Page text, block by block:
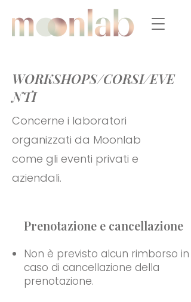
WORKSHOPS/CORSI/EVE
NTI
Concerne i laboratori
organizzati da Moonlab
come gli eventi privati e
aziendali.
Prenotazione e cancellazione
Non è previsto alcun rimborso in
caso di cancellazione della
prenotazione.